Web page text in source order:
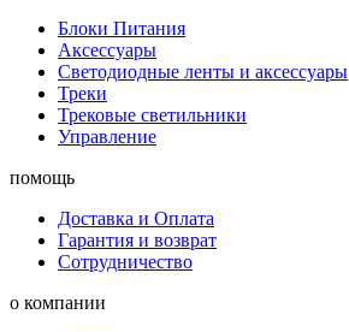
Блоки Питания
Аксессуары
Светодиодные ленты и аксессуары
Треки
Трековые светильники
Управление
помощь
Доставка и Оплата
Гарантия и возврат
Сотрудничество
о компании